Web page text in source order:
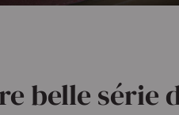
belle série